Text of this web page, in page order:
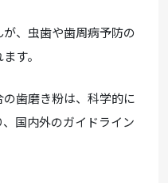
、虫歯や歯周病予防の
す。
歯磨き粉は、科学的に
国内外のガイドライン